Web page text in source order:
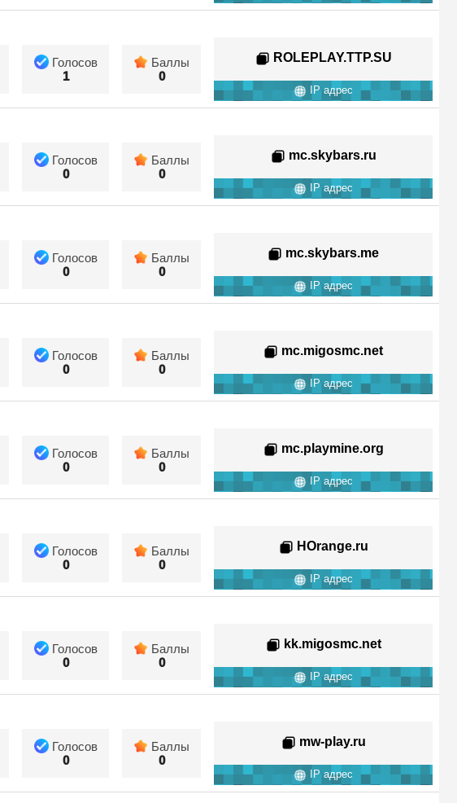
Голосов
1
Баллы
0
ROLEPLAY.TTP.SU
IP адрес
Голосов
0
Баллы
0
mc.skybars.ru
IP адрес
Голосов
0
Баллы
0
mc.skybars.me
IP адрес
Голосов
0
Баллы
0
mc.migosmc.net
IP адрес
Голосов
0
Баллы
0
mc.playmine.org
IP адрес
Голосов
0
Баллы
0
HOrange.ru
IP адрес
Голосов
0
Баллы
0
kk.migosmc.net
IP адрес
Голосов
0
Баллы
0
mw-play.ru
IP адрес